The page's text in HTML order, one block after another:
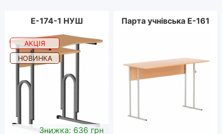
E-174-1 НУШ
АКЦІЯ
НОВИНКА
Знижка: 636 грн
Парта учнівська Е-161